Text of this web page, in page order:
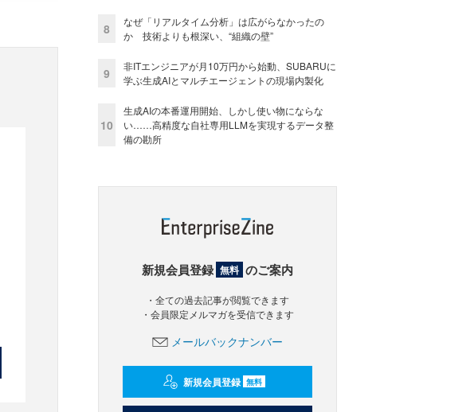
8
なぜ「リアルタイム分析」は広がらなかったの
か 技術よりも根深い、“組織の壁”
9
非ITエンジニアが月10万円から始動、SUBARUに
学ぶ生成AIとマルチエージェントの現場内製化
10
生成AIの本番運用開始、しかし使い物にならな
い……高精度な自社専用LLMを実現するデータ整
備の勘所
新規会員登録 無料 のご案内
・全ての過去記事が閲覧できます
・会員限定メルマガを受信できます
メールバックナンバー
新規会員登録 無料